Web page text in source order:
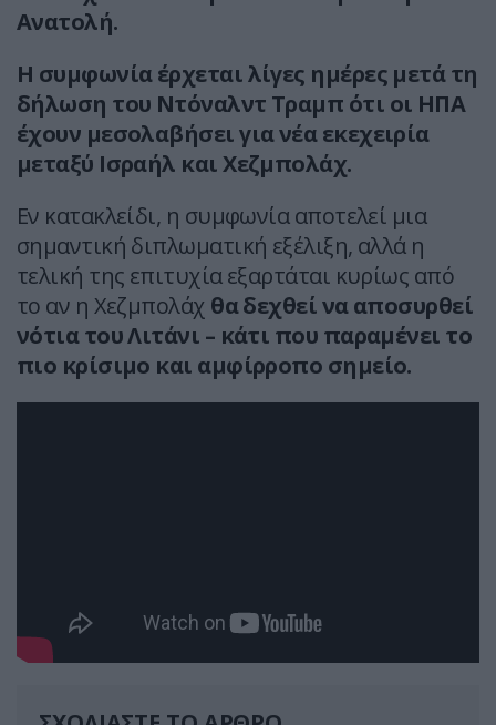
Ανατολή.
Η συμφωνία έρχεται λίγες ημέρες μετά τη
δήλωση του Ντόναλντ Τραμπ ότι οι ΗΠΑ
έχουν μεσολαβήσει για νέα εκεχειρία
μεταξύ Ισραήλ και Χεζμπολάχ.
Εν κατακλείδι, η συμφωνία αποτελεί μια
σημαντική διπλωματική εξέλιξη, αλλά η
τελική της επιτυχία εξαρτάται κυρίως από
το αν η Χεζμπολάχ θα δεχθεί να αποσυρθεί
νότια του Λιτάνι – κάτι που παραμένει το
πιο κρίσιμο και αμφίρροπο σημείο.